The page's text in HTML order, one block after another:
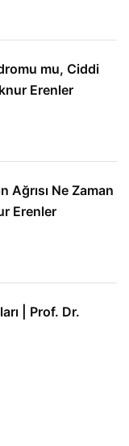
mu, Ciddi
Erenler
Ağrısı Ne Zaman
Erenler
| Prof. Dr.